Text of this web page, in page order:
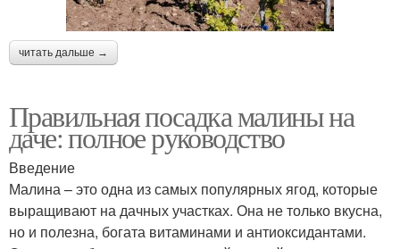
читать дальше →
Правильная посадка малины на
даче: полное руководство
Введение
Малина – это одна из самых популярных ягод, которые
выращивают на дачных участках. Она не только вкусна,
но и полезна, богата витаминами и антиоксидантами.